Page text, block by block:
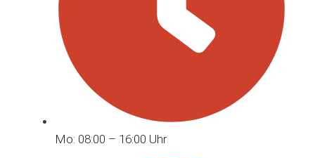
Mo: 08:00 – 16:00 Uhr